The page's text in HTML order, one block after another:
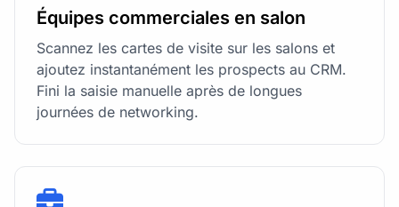
Équipes commerciales en salon
Scannez les cartes de visite sur les salons et
ajoutez instantanément les prospects au CRM.
Fini la saisie manuelle après de longues
journées de networking.